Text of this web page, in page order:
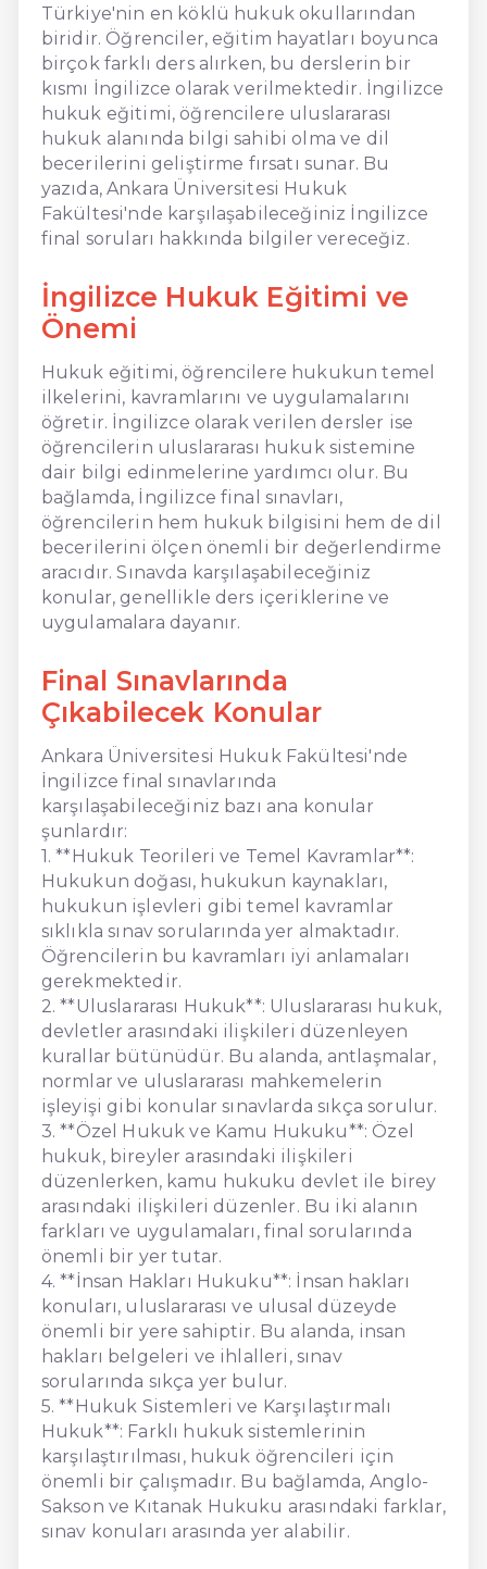
Türkiye'nin en köklü hukuk okullarından
biridir. Öğrenciler, eğitim hayatları boyunca
birçok farklı ders alırken, bu derslerin bir
kısmı İngilizce olarak verilmektedir. İngilizce
hukuk eğitimi, öğrencilere uluslararası
hukuk alanında bilgi sahibi olma ve dil
becerilerini geliştirme fırsatı sunar. Bu
yazıda, Ankara Üniversitesi Hukuk
Fakültesi'nde karşılaşabileceğiniz İngilizce
final soruları hakkında bilgiler vereceğiz.
İngilizce Hukuk Eğitimi ve
Önemi
Hukuk eğitimi, öğrencilere hukukun temel
ilkelerini, kavramlarını ve uygulamalarını
öğretir. İngilizce olarak verilen dersler ise
öğrencilerin uluslararası hukuk sistemine
dair bilgi edinmelerine yardımcı olur. Bu
bağlamda, İngilizce final sınavları,
öğrencilerin hem hukuk bilgisini hem de dil
becerilerini ölçen önemli bir değerlendirme
aracıdır. Sınavda karşılaşabileceğiniz
konular, genellikle ders içeriklerine ve
uygulamalara dayanır.
Final Sınavlarında
Çıkabilecek Konular
Ankara Üniversitesi Hukuk Fakültesi'nde
İngilizce final sınavlarında
karşılaşabileceğiniz bazı ana konular
şunlardır:
1. **Hukuk Teorileri ve Temel Kavramlar**:
Hukukun doğası, hukukun kaynakları,
hukukun işlevleri gibi temel kavramlar
sıklıkla sınav sorularında yer almaktadır.
Öğrencilerin bu kavramları iyi anlamaları
gerekmektedir.
2. **Uluslararası Hukuk**: Uluslararası hukuk,
devletler arasındaki ilişkileri düzenleyen
kurallar bütünüdür. Bu alanda, antlaşmalar,
normlar ve uluslararası mahkemelerin
işleyişi gibi konular sınavlarda sıkça sorulur.
3. **Özel Hukuk ve Kamu Hukuku**: Özel
hukuk, bireyler arasındaki ilişkileri
düzenlerken, kamu hukuku devlet ile birey
arasındaki ilişkileri düzenler. Bu iki alanın
farkları ve uygulamaları, final sorularında
önemli bir yer tutar.
4. **İnsan Hakları Hukuku**: İnsan hakları
konuları, uluslararası ve ulusal düzeyde
önemli bir yere sahiptir. Bu alanda, insan
hakları belgeleri ve ihlalleri, sınav
sorularında sıkça yer bulur.
5. **Hukuk Sistemleri ve Karşılaştırmalı
Hukuk**: Farklı hukuk sistemlerinin
karşılaştırılması, hukuk öğrencileri için
önemli bir çalışmadır. Bu bağlamda, Anglo-
Sakson ve Kıtanak Hukuku arasındaki farklar,
sınav konuları arasında yer alabilir.